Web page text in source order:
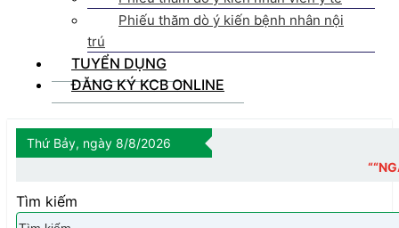
Phiếu thăm dò ý kiến bệnh nhân nội
trú
TUYỂN DỤNG
ĐĂNG KÝ KCB ONLINE
Thứ Bảy, ngày 8/8/2026
““NGÀY
Tìm kiếm